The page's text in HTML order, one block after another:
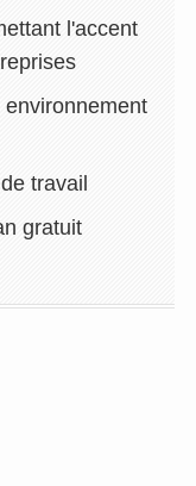
l'accent
travail
gratuit